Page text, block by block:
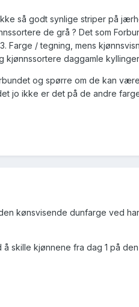
så godt synlige striper på
de grå ? Det som
Farge / tegning, mens
daggamle
og spørre om de kan
jo ikke er det på de andre
kønsvisende dunfarge ved
skille kjønnene fra dag 1 på